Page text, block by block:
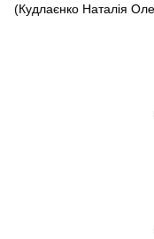
(Кудлаєнко Наталія